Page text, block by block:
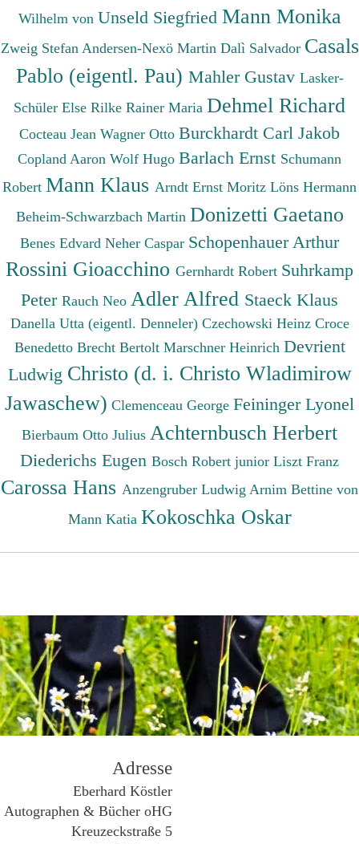
Wilhelm von Unseld Siegfried Mann Monika
Zweig Stefan Andersen-Nexö Martin Dalì Salvador Casals
Pablo (eigentl. Pau) Mahler Gustav Lasker-
Schüler Else Rilke Rainer Maria Dehmel Richard
Cocteau Jean Wagner Otto Burckhardt Carl Jakob
Copland Aaron Wolf Hugo Barlach Ernst Schumann
Robert Mann Klaus Arndt Ernst Moritz Löns Hermann
Beheim-Schwarzbach Martin Donizetti Gaetano
Benes Edvard Neher Caspar Schopenhauer Arthur
Rossini Gioacchino Gernhardt Robert Suhrkamp
Peter Rauch Neo Adler Alfred Staeck Klaus
Danella Utta (eigentl. Denneler) Czechowski Heinz Croce
Benedetto Brecht Bertolt Marschner Heinrich Devrient
Ludwig Christo (d. i. Christo Wladimirow
Jawaschew) Clemenceau George Feininger Lyonel
Bierbaum Otto Julius Achternbusch Herbert
Diederichs Eugen Bosch Robert junior Liszt Franz
Carossa Hans Anzengruber Ludwig Arnim Bettine von
Mann Katia Kokoschka Oskar
Adresse
Eberhard Köstler
Autographen & Bücher oHG
Kreuzeckstraße 5